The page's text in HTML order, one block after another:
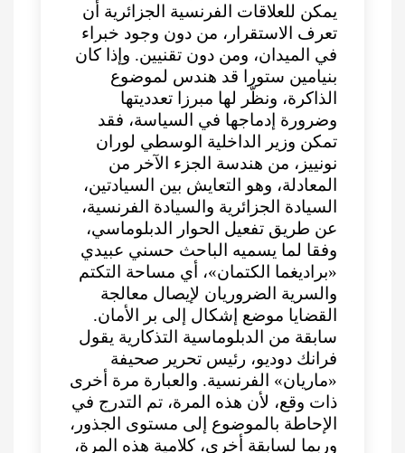
يمكن للعلاقات الفرنسية الجزائرية أن
تعرف الاستقرار، من دون وجود خبراء
في الميدان، ومن دون تقنيين. وإذا كان
بنيامين ستورا قد هندس لموضوع
الذاكرة، ونظّر لها مبرزا تعدديتها
وضرورة إدماجها في السياسة، فقد
تمكن وزير الداخلية الوسطي لوران
نونييز، من هندسة الجزء الآخر من
المعادلة، وهو التعايش بين السيادتين،
السيادة الجزائرية والسيادة الفرنسية،
عن طريق تفعيل الحوار الدبلوماسي،
وفقا لما يسميه الباحث حسني عبيدي
«براديغما الكتمان»، أي مساحة التكتم
والسرية الضروريان لإيصال معالجة
القضايا موضع إشكال إلى بر الأمان.
سابقة من الدبلوماسية التذكارية يقول
فرانك دوديو، رئيس تحرير صحيفة
«ماريان» الفرنسية. والعبارة مرة أخرى
ذات وقع، لأن هذه المرة، تم التدرج في
الإحاطة بالموضوع إلى مستوى الجذور،
وربما لسابقة أخرى، كلامية هذه المرة،